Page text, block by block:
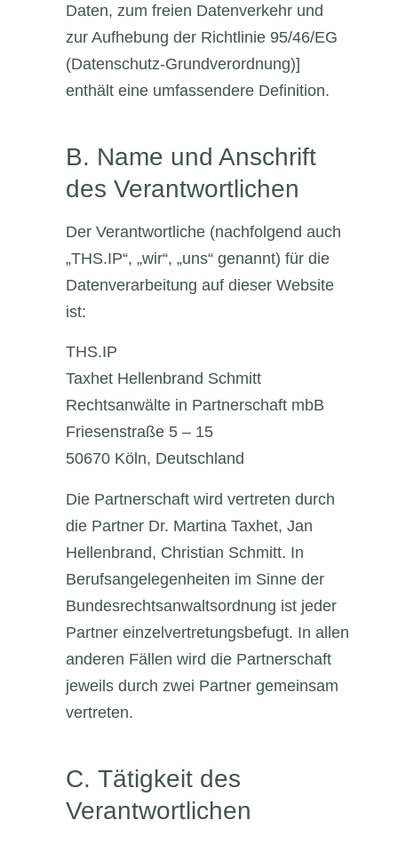
Daten, zum freien Datenverkehr und
zur Aufhebung der Richtlinie 95/46/EG
(Datenschutz-Grundverordnung)]
enthält eine umfassendere Definition.
B. Name und Anschrift
des Verantwortlichen
Der Verantwortliche (nachfolgend auch
„THS.IP“, „wir“, „uns“ genannt) für die
Datenverarbeitung auf dieser Website
ist:
THS.IP
Taxhet Hellenbrand Schmitt
Rechtsanwälte in Partnerschaft mbB
Friesenstraße 5 – 15
50670 Köln, Deutschland
Die Partnerschaft wird vertreten durch
die Partner Dr. Martina Taxhet, Jan
Hellenbrand, Christian Schmitt. In
Berufsangelegenheiten im Sinne der
Bundesrechtsanwaltsordnung ist jeder
Partner einzelvertretungsbefugt. In allen
anderen Fällen wird die Partnerschaft
jeweils durch zwei Partner gemeinsam
vertreten.
C. Tätigkeit des
Verantwortlichen